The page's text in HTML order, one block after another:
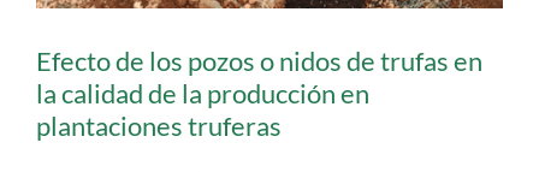
Efecto de los pozos o nidos de trufas en
la calidad de la producción en
plantaciones truferas